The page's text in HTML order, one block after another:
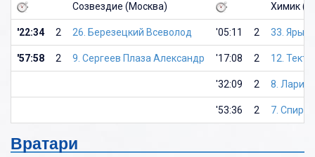
Созвездие (Москва) Химик
'22:34 2 26. Березецкий Всеволод '05:11 2 33.
'57:58 2 9. Сергеев Плаза Александр '17:08 2 12.
'32:09 2 8.
'53:36 2 7.
Вратари